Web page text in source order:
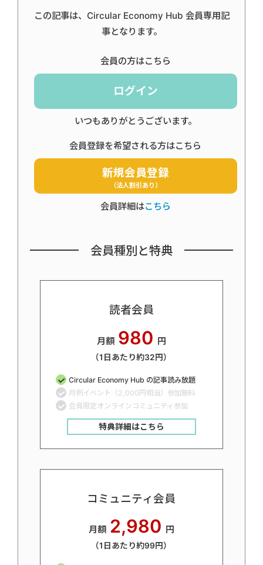
この記事は、Circular Economy Hub 会員専用記
事となります。
会員の方はこちら
ログイン
いつもありがとうございます。
会員登録を希望される方はこちら
新規会員登録
（法人割引あり）
会員詳細はこちら
会員種別と特典
読者会員
月額 980 円
（1日あたり約32円）
Circular Economy Hub の記事読み放題
月例イベント（2,000円相当）参加無料
会員限定オンラインコミュニティ参加
特典詳細はこちら
コミュニティ会員
月額 2,980 円
（1日あたり約99円）